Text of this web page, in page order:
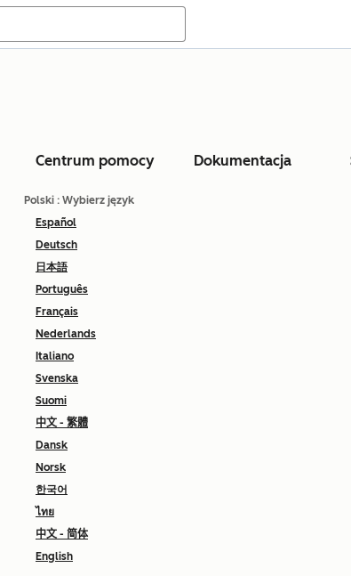
Centrum pomocy Dokumentacja
Polski : Wybierz język
Español
Deutsch
日本語
Português
Français
Nederlands
Italiano
Svenska
Suomi
中文 - 繁體
Dansk
Norsk
한국어
ไทย
中文 - 简体
English